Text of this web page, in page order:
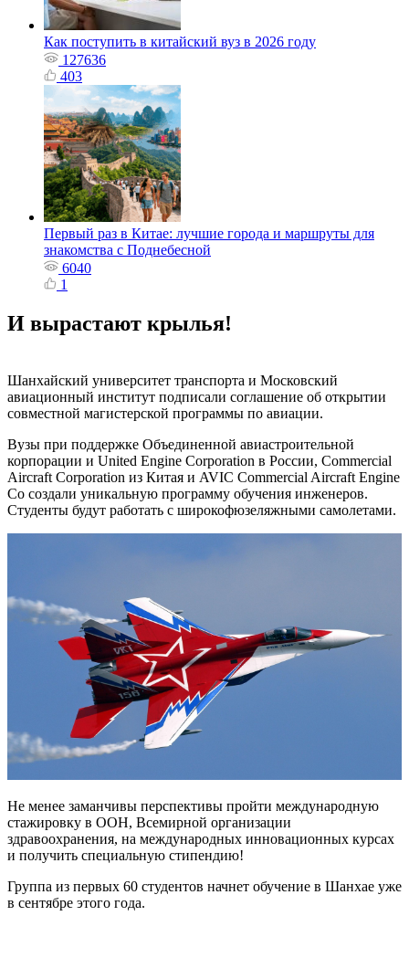
Как поступить в китайский вуз в 2026 году
127636
403
Первый раз в Китае: лучшие города и маршруты для
знакомства с Поднебесной
6040
1
И вырастают крылья!
Шанхайский университет транспорта и Московский
авиационный институт подписали соглашение об открытии
совместной магистерской программы по авиации.
Вузы при поддержке Объединенной авиастроительной
корпорации и United Engine Corporation в России, Commercial
Aircraft Corporation из Китая и AVIC Commercial Aircraft Engine
Co создали уникальную программу обучения инженеров.
Студенты будут работать с широкофюзеляжными самолетами.
Не менее заманчивы перспективы пройти международную
стажировку в ООН, Всемирной организации
здравоохранения, на международных инновационных курсах
и получить специальную стипендию!
Группа из первых 60 студентов начнет обучение в Шанхае уже
в сентябре этого года.